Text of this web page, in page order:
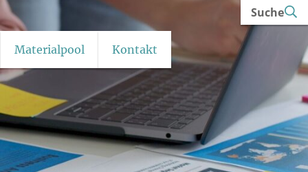
Materialpool Kontakt
Suche